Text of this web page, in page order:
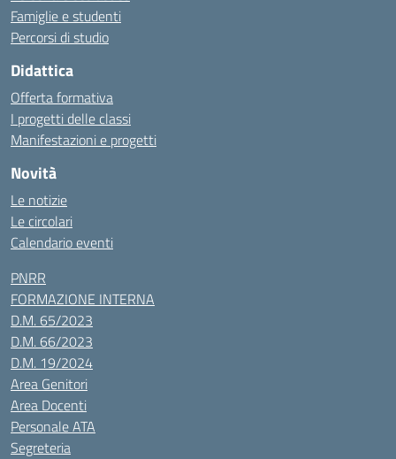
Famiglie e studenti
Percorsi di studio
Didattica
Offerta formativa
I progetti delle classi
Manifestazioni e progetti
Novità
Le notizie
Le circolari
Calendario eventi
PNRR
FORMAZIONE INTERNA
D.M. 65/2023
D.M. 66/2023
D.M. 19/2024
Area Genitori
Area Docenti
Personale ATA
Segreteria